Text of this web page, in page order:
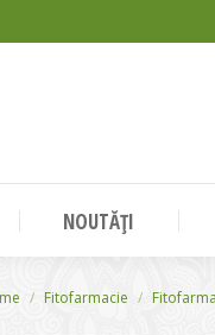
NOUTĂȚI
are here:
Fitofarmacie